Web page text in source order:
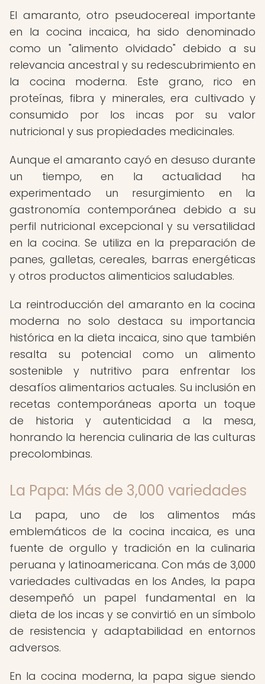
El amaranto, otro pseudocereal importante
en la cocina incaica, ha sido denominado
como un "alimento olvidado" debido a su
relevancia ancestral y su redescubrimiento en
la cocina moderna. Este grano, rico en
proteínas, fibra y minerales, era cultivado y
consumido por los incas por su valor
nutricional y sus propiedades medicinales.
Aunque el amaranto cayó en desuso durante
un tiempo, en la actualidad ha
experimentado un resurgimiento en la
gastronomía contemporánea debido a su
perfil nutricional excepcional y su versatilidad
en la cocina. Se utiliza en la preparación de
panes, galletas, cereales, barras energéticas
y otros productos alimenticios saludables.
La reintroducción del amaranto en la cocina
moderna no solo destaca su importancia
histórica en la dieta incaica, sino que también
resalta su potencial como un alimento
sostenible y nutritivo para enfrentar los
desafíos alimentarios actuales. Su inclusión en
recetas contemporáneas aporta un toque
de historia y autenticidad a la mesa,
honrando la herencia culinaria de las culturas
precolombinas.
La Papa: Más de 3,000 variedades
La papa, uno de los alimentos más
emblemáticos de la cocina incaica, es una
fuente de orgullo y tradición en la culinaria
peruana y latinoamericana. Con más de 3,000
variedades cultivadas en los Andes, la papa
desempeñó un papel fundamental en la
dieta de los incas y se convirtió en un símbolo
de resistencia y adaptabilidad en entornos
adversos.
En la cocina moderna, la papa sigue siendo